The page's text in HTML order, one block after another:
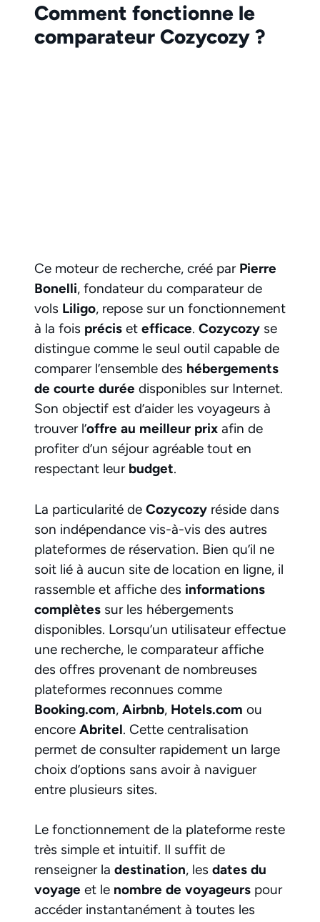
Comment fonctionne le
comparateur Cozycozy ?
Ce moteur de recherche, créé par Pierre
Bonelli, fondateur du comparateur de
vols Liligo, repose sur un fonctionnement
à la fois précis et efficace. Cozycozy se
distingue comme le seul outil capable de
comparer l’ensemble des hébergements
de courte durée disponibles sur Internet.
Son objectif est d’aider les voyageurs à
trouver l’offre au meilleur prix afin de
profiter d’un séjour agréable tout en
respectant leur budget.
La particularité de Cozycozy réside dans
son indépendance vis-à-vis des autres
plateformes de réservation. Bien qu’il ne
soit lié à aucun site de location en ligne, il
rassemble et affiche des informations
complètes sur les hébergements
disponibles. Lorsqu’un utilisateur effectue
une recherche, le comparateur affiche
des offres provenant de nombreuses
plateformes reconnues comme
Booking.com, Airbnb, Hotels.com ou
encore Abritel. Cette centralisation
permet de consulter rapidement un large
choix d’options sans avoir à naviguer
entre plusieurs sites.
Le fonctionnement de la plateforme reste
très simple et intuitif. Il suffit de
renseigner la destination, les dates du
voyage et le nombre de voyageurs pour
accéder instantanément à toutes les